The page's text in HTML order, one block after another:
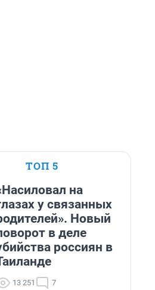
ТОП 5
на
у связанных
Новый
в деле
россиян в
13 251 7